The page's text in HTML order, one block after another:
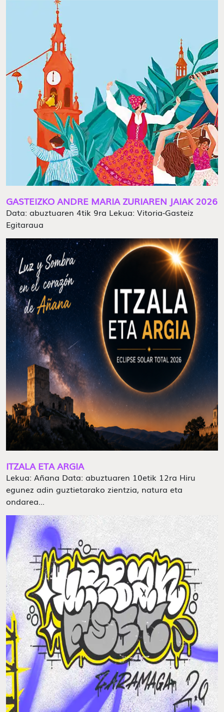
GASTEIZKO ANDRE MARIA ZURIAREN JAIAK 2026
Data: abuztuaren 4tik 9ra Lekua: Vitoria-Gasteiz
Egitaraua
ITZALA ETA ARGIA
Lekua: Añana Data: abuztuaren 10etik 12ra Hiru
egunez adin guztietarako zientzia, natura eta
ondarea...